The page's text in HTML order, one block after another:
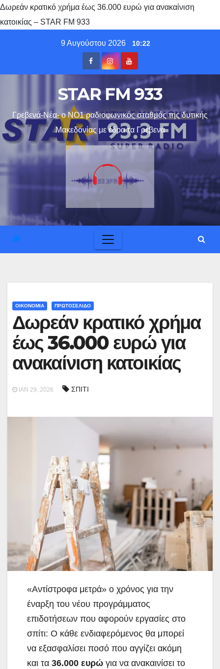
Δωρεάν κρατικό χρήμα έως 36.000 ευρώ για ανακαίνιση
κατοικίας – STAR FM 933
9 Αυγούστου 2026 10:22
STAR FM 933
Γρεβενά-Νέα- ο ΝΟ1 ραδιοφωνικός σταθμός της δυτικής
Μακεδονίας με έδρα τα Γρεβενα
ΟΙΚΟΝΟΜΙΑ ΠΡΩΤΟΣΕΛΙΔΟ
Δωρεάν κρατικό χρήμα
έως 36.000 ευρώ για
ανακαίνιση κατοικίας
ΙΑΝ 29, 2026 ΣΠΙΤΙ
«Αντίστροφα μετρά» ο χρόνος για την
έναρξη του νέου προγράμματος
επιδοτήσεων που αφορούν εργασίες στο
σπίτι: Ο κάθε ενδιαφερόμενος θα μπορεί
να εξασφαλίσει ποσό που αγγίζει ακόμη
και τα 36.000 ευρώ για να ανακαινίσει το